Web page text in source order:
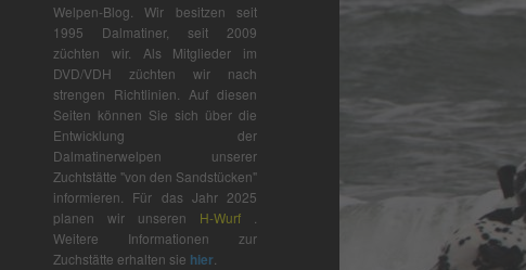
Welpen-Blog. Wir besitzen seit
1995 Dalmatiner, seit 2009
züchten wir. Als Mitglieder im
DVD/VDH züchten wir nach
strengen Richtlinien. Auf diesen
Seiten können Sie sich über die
Entwicklung der
Dalmatinerwelpen unserer
Zuchtstätte "von den Sandstücken"
informieren. Für das Jahr 2025
planen wir unseren H-Wurf
Weitere Informationen zur
Zuchstätte erhalten sie hier